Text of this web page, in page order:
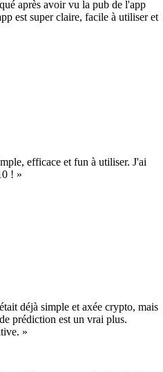
après avoir vu la pub de l'app
est super claire, facile à utiliser et
efficace et fun à utiliser. J'ai
! »
déjà simple et axée crypto, mais
prédiction est un vrai plus.
»